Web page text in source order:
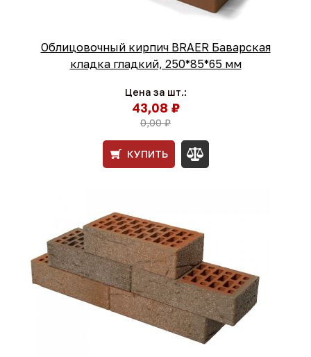
Облицовочный кирпич BRAER Баварская
кладка гладкий, 250*85*65 мм
Цена за шт.:
43,08 ₽
0,00 ₽
КУПИТЬ